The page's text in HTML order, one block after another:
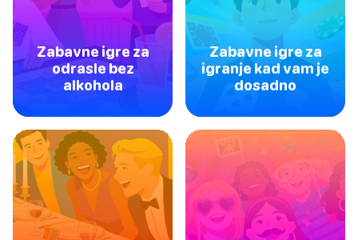
Zabavne igre za
odrasle bez
alkohola
Zabavne igre za
igranje kad vam je
dosadno